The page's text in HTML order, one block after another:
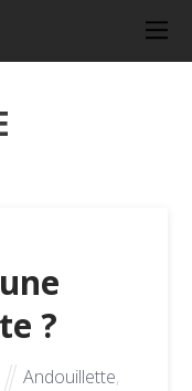
?
Andouillette,